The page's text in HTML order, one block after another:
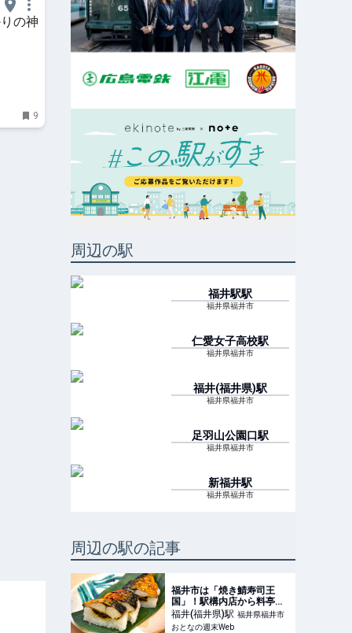
の神
9
周辺の駅
福井駅駅
福井県福井市
仁愛女子高校駅
福井県福井市
福井(福井県)駅
福井県福井市
足羽山公園口駅
福井県福井市
新福井駅
福井県福井市
周辺の駅の記事
福井市は「焼き鯖寿司王
国」！駅構内店から料亭の
味までサバジェンヌおすす
め3品
福井(福井県)駅 福井県福井市
おとなの週末Web